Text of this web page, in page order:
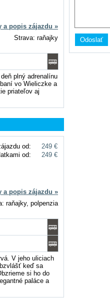
a popis zájazdu »
Strava: raňajky
plný adrenalínu
vo Wieliczke a
priateľov aj
od:
249 €
od:
249 €
a popis zájazdu »
raňajky, polpenzia
V jeho uliciach
keď sa
si ho do
paláce a